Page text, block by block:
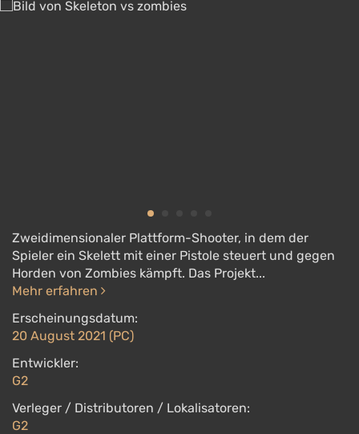
Zweidimensionaler Plattform-Shooter, in dem der
Spieler ein Skelett mit einer Pistole steuert und gegen
Horden von Zombies kämpft. Das Projekt...
Mehr erfahren
Erscheinungsdatum:
20 August 2021 (PC)
Entwickler:
G2
Verleger / Distributoren / Lokalisatoren:
G2